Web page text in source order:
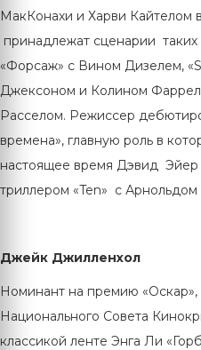
МакКонахи и Харви Кайтелом
принадлежат сценарии
«Форсаж» с Вином Дизелем,
Джексоном и Колином
Расселом. Режиссер
времена», главную роль в
настоящее время Дэвид
триллером «Ten» с
Джейк Джилленхол
Номинант на премию
Национального Совета
классикой ленте Энга Ли